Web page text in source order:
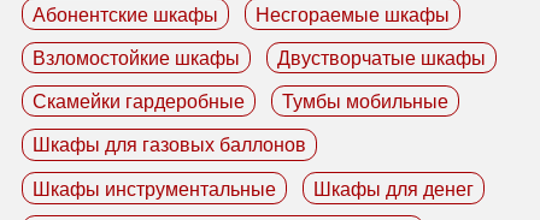
Абонентские шкафы Несгораемые шкафы
Взломостойкие шкафы Двустворчатые шкафы
Скамейки гардеробные Тумбы мобильные
Шкафы для газовых баллонов
Шкафы инструментальные Шкафы для денег